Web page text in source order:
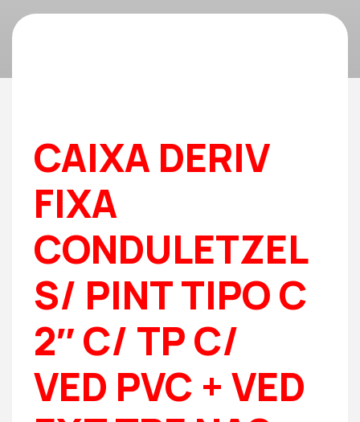
CAIXA DERIV
FIXA
CONDULETZEL
S/ PINT TIPO C
2″ C/ TP C/
VED PVC + VED